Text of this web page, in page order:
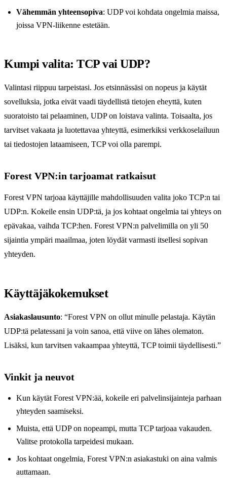
Vähemmän yhteensopiva: UDP voi kohdata ongelmia maissa,
joissa VPN-liikenne estetään.
Kumpi valita: TCP vai UDP?
Valintasi riippuu tarpeistasi. Jos etsinnässäsi on nopeus ja käytät
sovelluksia, jotka eivät vaadi täydellistä tietojen eheyttä, kuten
suoratoisto tai pelaaminen, UDP on loistava valinta. Toisaalta, jos
tarvitset vakaata ja luotettavaa yhteyttä, esimerkiksi verkkoselailuun
tai tiedostojen lataamiseen, TCP voi olla parempi.
Forest VPN:in tarjoamat ratkaisut
Forest VPN tarjoaa käyttäjille mahdollisuuden valita joko TCP:n tai
UDP:n. Kokeile ensin UDP:tä, ja jos kohtaat ongelmia tai yhteys on
epävakaa, vaihda TCP:hen. Forest VPN:n palvelimilla on yli 50
sijaintia ympäri maailmaa, joten löydät varmasti itsellesi sopivan
yhteyden.
Käyttäjäkokemukset
Asiakaslausunto: “Forest VPN on ollut minulle pelastaja. Käytän
UDP:tä pelatessani ja voin sanoa, että viive on lähes olematon.
Lisäksi, kun tarvitsen vakaampaa yhteyttä, TCP toimii täydellisesti.”
Vinkit ja neuvot
Kun käytät Forest VPN:ää, kokeile eri palvelinsijainteja parhaan
yhteyden saamiseksi.
Muista, että UDP on nopeampi, mutta TCP tarjoaa vakauden.
Valitse protokolla tarpeidesi mukaan.
Jos kohtaat ongelmia, Forest VPN:n asiakastuki on aina valmis
auttamaan.